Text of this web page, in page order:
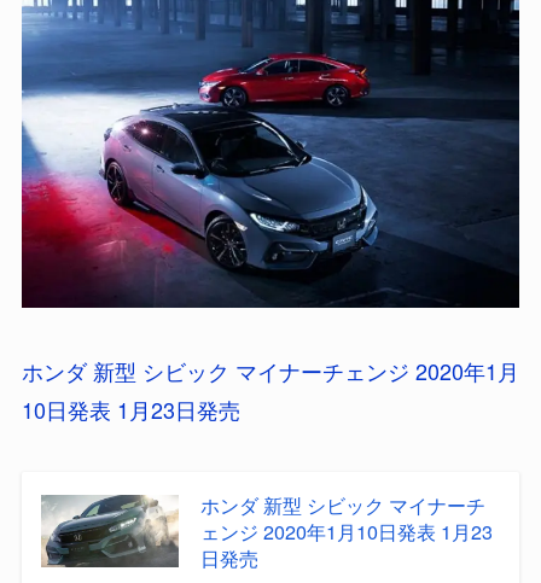
ホンダ 新型 シビック マイナーチェンジ 2020年1月
10日発表 1月23日発売
ホンダ 新型 シビック マイナーチ
ェンジ 2020年1月10日発表 1月23
日発売